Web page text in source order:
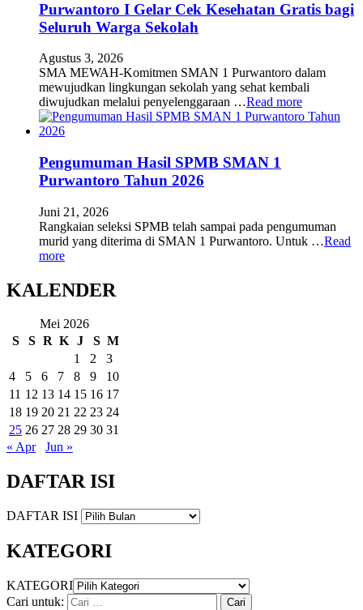
Purwantoro I Gelar Cek Kesehatan Gratis bagi
Seluruh Warga Sekolah
Agustus 3, 2026
SMA MEWAH-Komitmen SMAN 1 Purwantoro dalam
mewujudkan lingkungan sekolah yang sehat kembali
diwujudkan melalui penyelenggaraan …Read more
Pengumuman Hasil SPMB SMAN 1
Purwantoro Tahun 2026
Juni 21, 2026
Rangkaian seleksi SPMB telah sampai pada pengumuman
murid yang diterima di SMAN 1 Purwantoro. Untuk …Read
more
KALENDER
Mei 2026
S
S R K J S M
1
2
3
4
5 6 7 8 9
10
11 12 13 14 15 16 17
18 19 20 21 22 23 24
25 26 27 28 29 30 31
« Apr
Jun »
DAFTAR ISI
DAFTAR ISI
KATEGORI
KATEGORI
Cari untuk: